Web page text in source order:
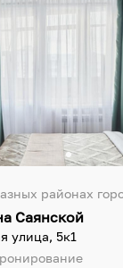
районах
Саянской
улица, 5к1